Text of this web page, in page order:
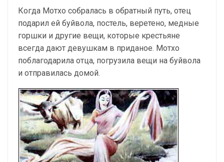
Когда Мотхо собралась в обратный путь, отец
подарил ей буйвола, постель, веретено, медные
горшки и другие вещи, которые крестьяне
всегда дают девушкам в приданое. Мотхо
поблагодарила отца, погрузила вещи на буйвола
и отправилась домой.